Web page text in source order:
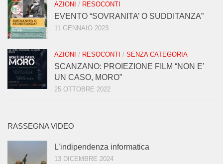
AZIONI / RESOCONTI
EVENTO “SOVRANITA’ O SUDDITANZA”
11 GENNAIO 2023
AZIONI / RESOCONTI / SENZA CATEGORIA
SCANZANO: PROIEZIONE FILM “NON E’
UN CASO, MORO”
25 OTTOBRE 2022
RASSEGNA VIDEO
L’indipendenza informatica
13 DICEMBRE 2024